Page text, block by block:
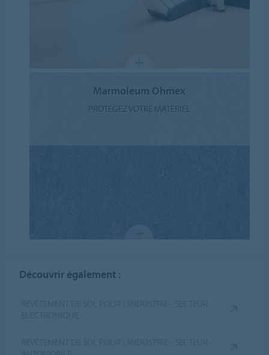
Marmoleum Ohmex
PROTÉGEZ VOTRE MATÉRIEL
Découvrir également :